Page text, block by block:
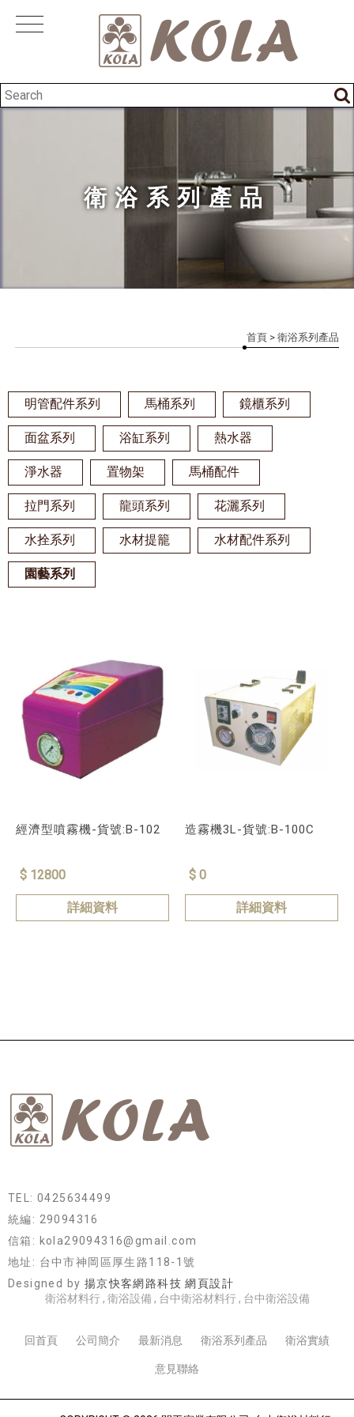
衛浴系列產品
首頁 > 衛浴系列產品
明管配件系列 馬桶系列 鏡櫃系列
面盆系列 浴缸系列 熱水器
淨水器 置物架 馬桶配件
拉門系列 龍頭系列 花灑系列
水拴系列 水材提籠 水材配件系列
園藝系列
經濟型噴霧機-貨號:B-102
$ 12800
詳細資料
造霧機3L-貨號:B-100C
$ 0
詳細資料
TEL: 0425634499
統編: 29094316
信箱: kola29094316@gmail.com
地址: 台中市神岡區厚生路118-1號
Designed by 揚京快客網路科技 網頁設計
衛浴材料行 衛浴設備 台中衛浴材料行 台中衛浴設備
回首頁 公司簡介 最新消息 衛浴系列產品 衛浴實績
意見聯絡